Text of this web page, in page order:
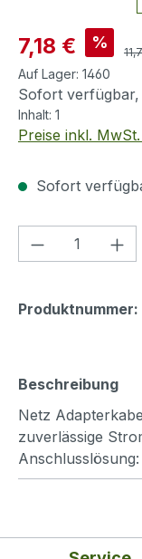
Verkaufspreis:
7,18 € %
Auf Lager: 1460
Sofort verfügbar,
Inhalt: 1
Preise inkl.
Sofort
Produkt
Produktnummer:
Beschreibung
Netz
zuverlässige